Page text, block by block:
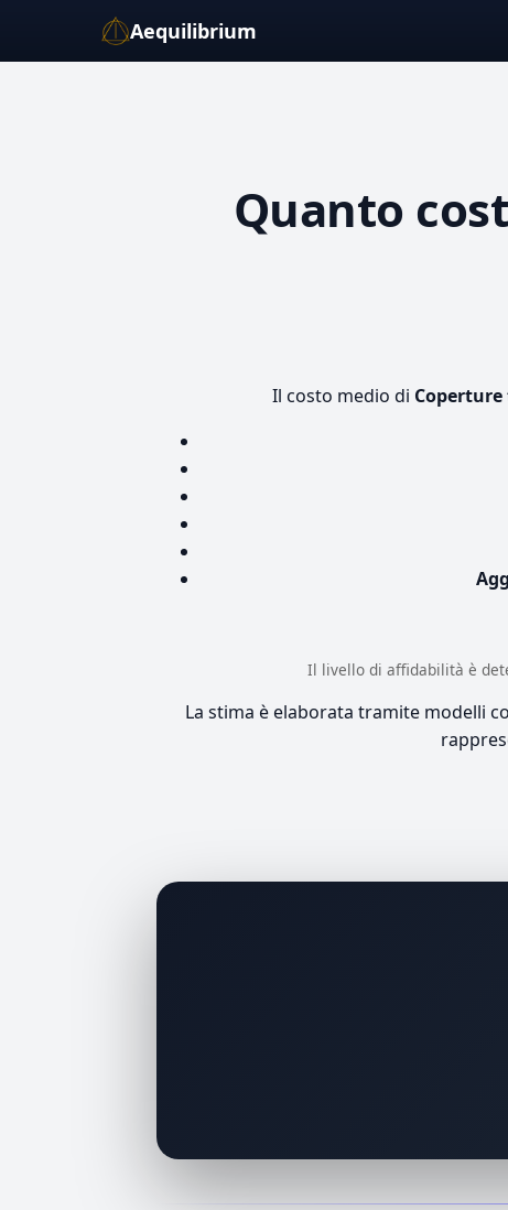
Aequilibrium
Quanto
Il costo medio di
Il livello di affidabilità è
La stima è elaborata tramite modelli